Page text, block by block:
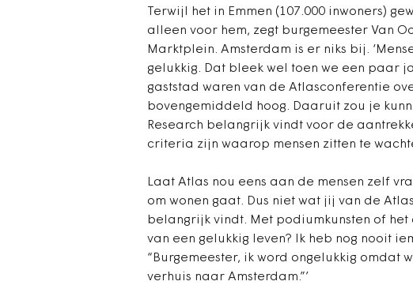
Terwijl het in Emmen (107.000 inwoners)
alleen voor hem, zegt burgemeester Van
Marktplein. Amsterdam is er niks bij.
gelukkig. Dat bleek wel toen we een paar
gaststad waren van de Atlasconferentie
bovengemiddeld hoog. Daaruit zou je
Research belangrijk vindt voor de
criteria zijn waarop mensen zitten te
Laat Atlas nou eens aan de mensen zelf
om wonen gaat. Dus niet wat jij van de
belangrijk vindt. Met podiumkunsten of
van een gelukkig leven? Ik heb nog nooit
“Burgemeester, ik word ongelukkig omdat
verhuis naar Amsterdam.”’